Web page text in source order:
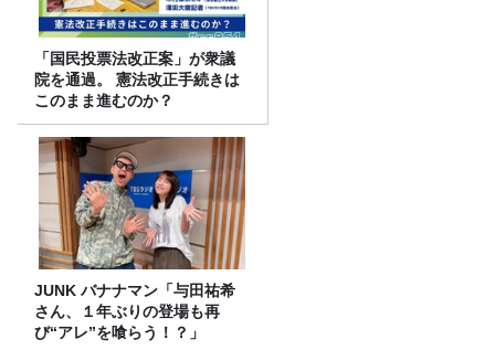
「国民投票法改正案」が衆議
院を通過。 憲法改正手続きは
このまま進むのか？
JUNK バナナマン「与田祐希
さん、１年ぶりの登場も再
び“アレ”を喰らう！？」